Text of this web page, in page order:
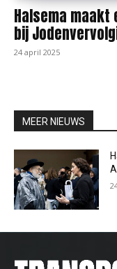
Halsema
bij
24 april 2025
MEER NIEUWS